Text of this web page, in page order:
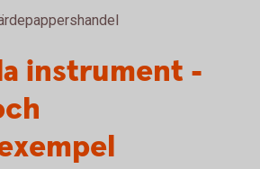
instrument -